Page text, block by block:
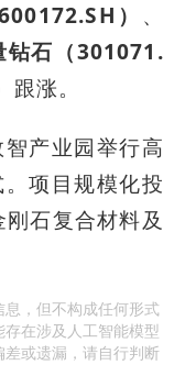
） 、
钻石（301071.
跟涨。
产业园举行高
项目规模化投
石复合材料及
，但不构成任何形式
在涉及人工智能模型
或遗漏，请自行判断